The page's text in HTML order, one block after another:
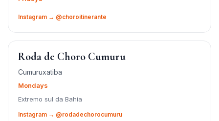
Instagram → @choroitinerante
Roda de Choro Cumuru
Cumuruxatiba
Mondays
Extremo sul da Bahia
Instagram → @rodadechorocumuru